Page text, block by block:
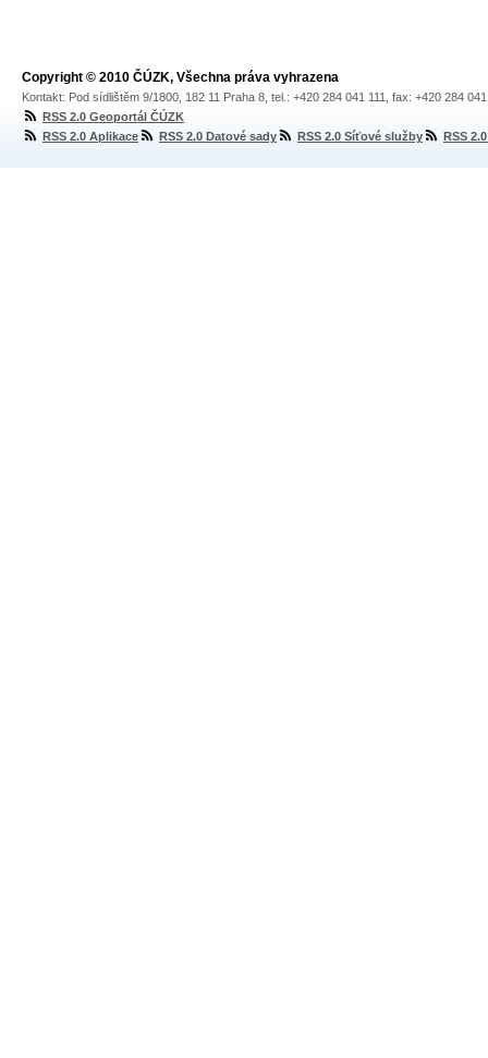
Copyright © 2010 ČÚZK, Všechna práva vyhrazena
Kontakt: Pod sídlištěm 9/1800, 182 11 Praha 8, tel.: +420 284 041 111, fax: +420 284
RSS 2.0 Geoportál ČÚZK
RSS 2.0 Aplikace
RSS 2.0 Datové sady RSS 2.0 Síťové služby RSS